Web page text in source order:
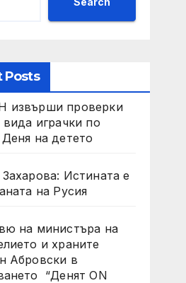
Posts
извърши проверки
вида играчки по
на детето
Истината е
на Русия
на министъра на
и храните
Абровски в
“Денят ON